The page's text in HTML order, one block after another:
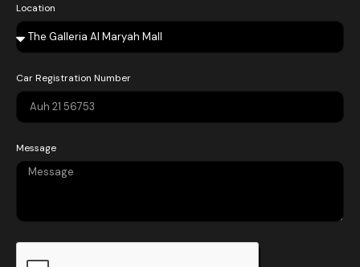
Location
Car Registration Number
Message